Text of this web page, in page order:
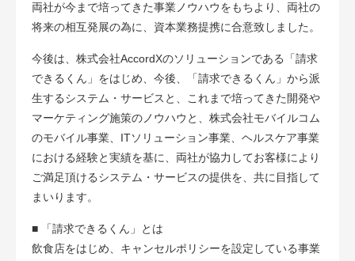
両社が今まで培ってきた事業ノウハウをもちより、両社の
将来の相互発展の為に、資本業務提携に合意致しました。
今後は、株式会社AccordXのソリューションである「請求
できるくん」をはじめ、今後、「請求できるくん」から派
生するシステム・サービスと、これまで培ってきた開発や
マーケティング施策のノウハウと、株式会社モバイルコム
のモバイル事業、ITソリューション事業、ヘルスケア事業
における経験と実績を基に、両社が協力してお客様により
ご満足頂けるシステム・サービスの提供を、共に目指して
まいります。
■ 「請求できるくん」とは
飲食店をはじめ、キャンセルポリシーを設定している事業